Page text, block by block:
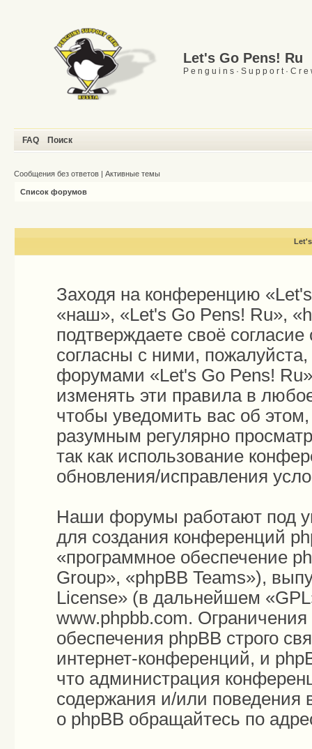
Let's Go Pens! Ru
P e n g u i n s · S u p p o r t · C r e
FAQ Поиск
Сообщения без ответов | Активные темы
Список форумов
Заходя на конференцию
«наш», «Let's Go Pens! Ru»,
подтверждаете своё
согласны с ними,
форумами «Let's Go Pens!
изменять эти правила в
чтобы уведомить вас об
разумным регулярно
так как использование
обновления/исправления
Наши форумы работают под
для создания конференций
«программное обеспечение
Group», «phpBB Teams»),
License» (в дальнейшем
www.phpbb.com.
обеспечения phpBB строго
интернет-конференций, и
что администрация
содержания и/или
о phpBB обращайтесь по